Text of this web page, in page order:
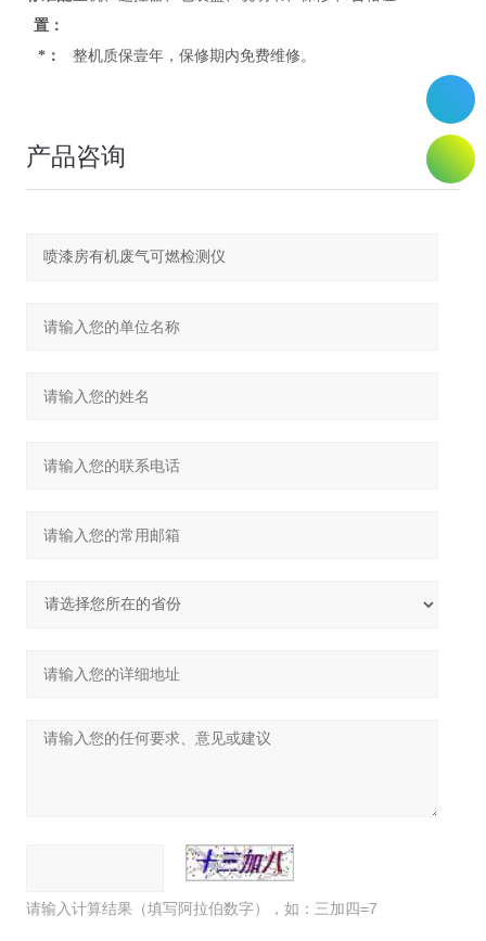
置：
*： 整机质保壹年，保修期内免费维修。
产品咨询
请输入计算结果（填写阿拉伯数字），如：三加四=7